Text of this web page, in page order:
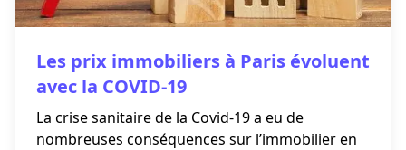
Les prix immobiliers à Paris évoluent
avec la COVID-19
La crise sanitaire de la Covid-19 a eu de
nombreuses conséquences sur l’immobilier en